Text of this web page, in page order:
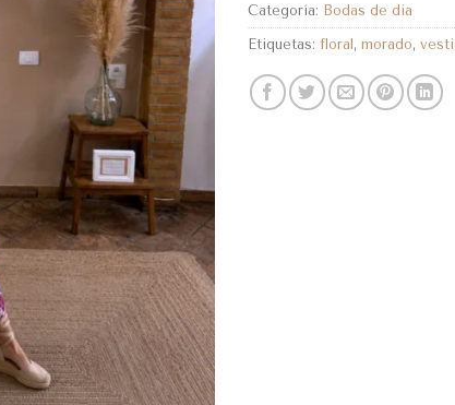
Categoría: Bodas de dia
Etiquetas: floral, morado,